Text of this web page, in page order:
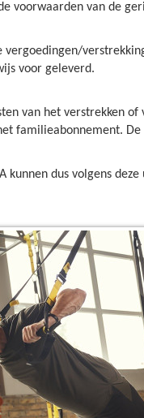
voorwaarden van de
voor geleverd.
van het verstrekken
familieabonnement.
dus volgens